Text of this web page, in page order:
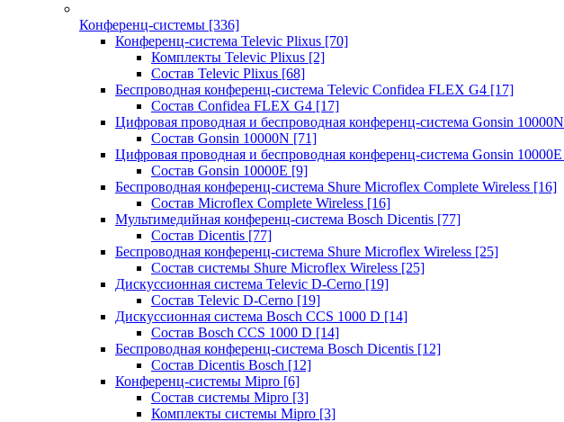
Конференц-системы [336]
Конференц-система Televic Plixus [70]
Комплекты Televic Plixus [2]
Состав Televic Plixus [68]
Беспроводная конференц-система Televic Confidea FLEX G4 [17]
Состав Confidea FLEX G4 [17]
Цифровая проводная и беспроводная конференц-система Gonsin 10000N
Состав Gonsin 10000N [71]
Цифровая проводная и беспроводная конференц-система Gonsin 10000E
Состав Gonsin 10000E [9]
Беспроводная конференц-система Shure Microflex Complete Wireless [16]
Состав Microflex Complete Wireless [16]
Мультимедийная конференц-система Bosch Dicentis [77]
Состав Dicentis [77]
Беспроводная конференц-система Shure Microflex Wireless [25]
Состав системы Shure Microflex Wireless [25]
Дискуссионная система Televic D-Cerno [19]
Состав Televic D-Cerno [19]
Дискуссионная система Bosch CCS 1000 D [14]
Состав Bosch CCS 1000 D [14]
Беспроводная конференц-система Bosch Dicentis [12]
Состав Dicentis Bosch [12]
Конференц-системы Mipro [6]
Состав системы Mipro [3]
Комплекты системы Mipro [3]